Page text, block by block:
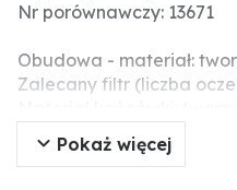
Nr porównawczy: 13671
Obudowa - materiał:
Zalecany filtr (liczba
Typ dyszy: rozpylacz
Kąt oprysku: 110°
Pokaż więcej